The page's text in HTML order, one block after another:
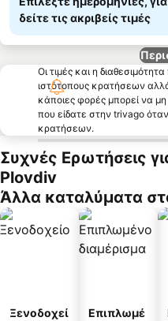
δείτε τις ακριβείς τιμές
Οι τιμές και η
ιστότοπους κρατήσεων
κάποιες φορές μπορεί να
που είδατε στην trivago
κρατήσεων.
Συχνές Ερωτήσεις
Plovdiv
Άλλα καταλύματα
Ξενοδοχεί
Επιπλωμέ